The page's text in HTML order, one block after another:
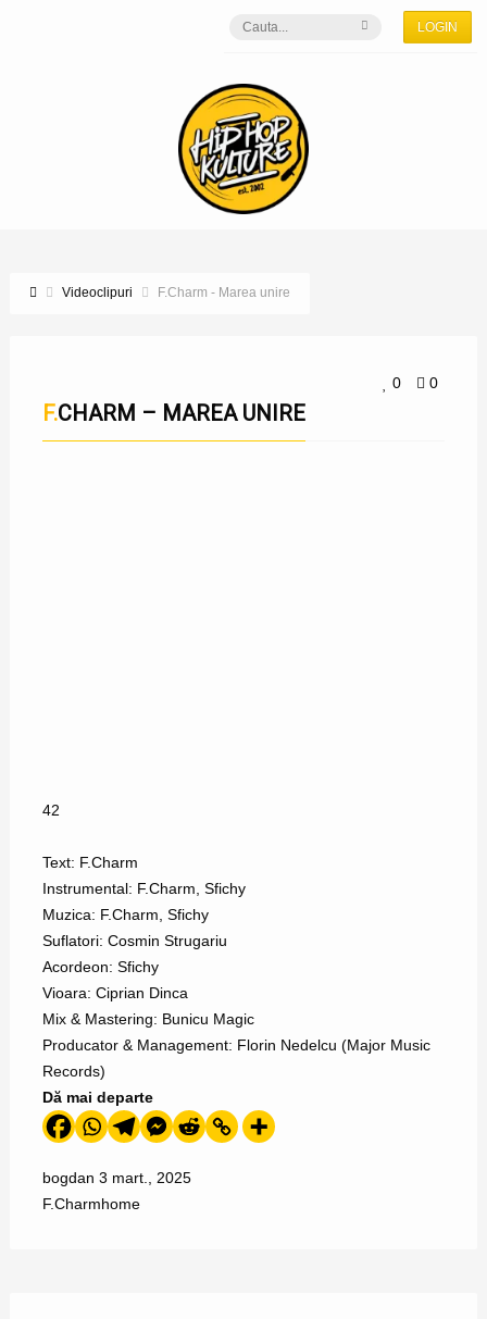
LOGIN
Videoclipuri F.Charm - Marea unire
0 0
F.CHARM – MAREA UNIRE
42
Text: F.Charm
Instrumental: F.Charm, Sfichy
Muzica: F.Charm, Sfichy
Suflatori: Cosmin Strugariu
Acordeon: Sfichy
Vioara: Ciprian Dinca
Mix & Mastering: Bunicu Magic
Producator & Management: Florin Nedelcu (Major Music
Records)
Dă mai departe
bogdan 3 mart., 2025
F.Charmhome